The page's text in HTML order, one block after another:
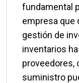
fundamental
empresa que
gestión de
inventarios
proveedores,
suministro